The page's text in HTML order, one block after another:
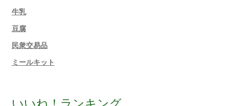
牛乳
豆腐
民衆交易品
ミールキット
いいね！ランキング